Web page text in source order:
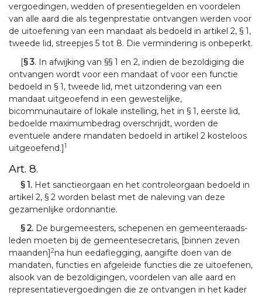
vergoedingen, wedden of presentiegelden en voordelen
van alle aard die als tegenprestatie ontvangen werden voor
de uitoefening van een mandaat als bedoeld in artikel 2, § 1,
tweede lid, streepjes 5 tot 8. Die vermindering is onbeperkt.
[§ 3. In afwijking van §§ 1 en 2, indien de bezoldiging die
ontvangen wordt voor een mandaat of voor een functie
bedoeld in § 1, tweede lid, met uitzondering van een
mandaat uitgeoefend in een gewestelijke,
bicommunautaire of lokale instelling, het in § 1, eerste lid,
bedoelde maximumbedrag overschrijdt, worden de
eventuele andere mandaten bedoeld in artikel 2 kosteloos
uitgeoefend.]1
Art. 8.
§ 1. Het sanctieorgaan en het controleorgaan bedoeld in
artikel 2, § 2 worden belast met de naleving van deze
gezamenlijke ordonnantie.
§ 2. De burgemeesters, schepenen en gemeenteraads-
leden moeten bij de gemeentesecretaris, [binnen zeven
maanden]2na hun eedaflegging, aangifte doen van de
mandaten, functies en afgeleide functies die ze uitoefenen,
alsook van de bezoldigingen, voordelen van alle aard en
representatievergoedingen die ze ontvangen in het kader